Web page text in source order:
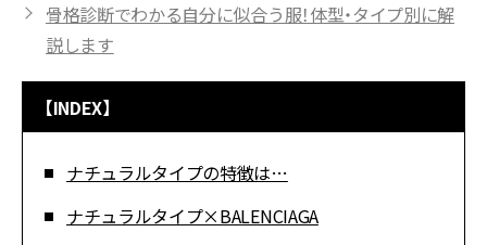
骨格診断でわかる自分に似合う服！体型・タイプ別に解
説します
【INDEX】
ナチュラルタイプの特徴は…
ナチュラルタイプ×BALENCIAGA